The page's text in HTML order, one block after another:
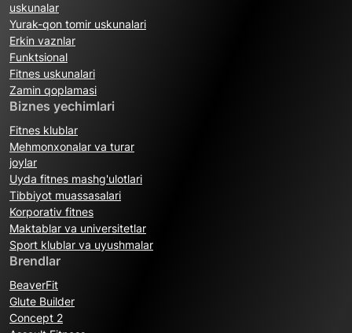
uskunalar
Yurak-qon tomir uskunalari
Erkin vaznlar
Funktsional
Fitnes uskunalari
Zamin qoplamasi
Biznes yechimlari
Fitnes klublar
Mehmonxonalar va turar
joylar
Uyda fitnes mashg'ulotlari
Tibbiyot muassasalari
Korporativ fitnes
Maktablar va universitetlar
Sport klublar va uyushmalar
Brendlar
BeaverFit
Glute Builder
Concept 2